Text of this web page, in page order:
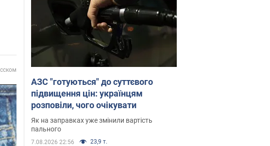
АЗС "готуються" до суттєвого
підвищення цін: українцям
розповіли, чого очікувати
Як на заправках уже змінили вартість
пального
7.08.2026 22:56 23,9 т.